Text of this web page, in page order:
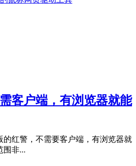
客户端，有浏览器就能
红警，不需要客户端，有浏览器就
围非...